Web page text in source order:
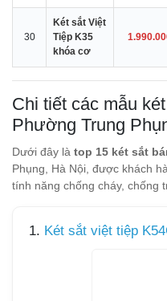
30
Két sắt Việt
Tiệp K35
khóa cơ
Chi tiết các mẫu
Phường Trung
Dưới đây là top 15 két sắt
Phụng, Hà Nội, được khách
tính năng chống cháy, chống
1. Két sắt việt tiệp